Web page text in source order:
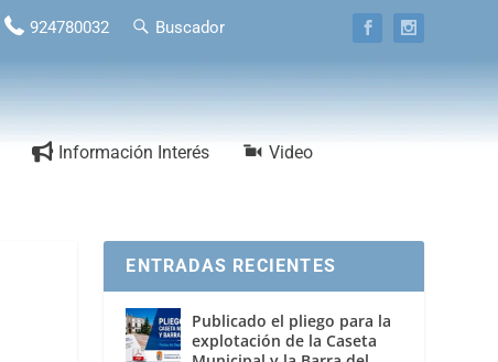
924780032 Buscador
Información Interés Video
ENTRADAS RECIENTES
Publicado el pliego para la
explotación de la Caseta